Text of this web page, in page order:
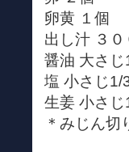
卵黄 １個
出し汁 ３０
醤油 大さじ
塩 小さじ1/
生姜 小さじ
＊みじん切